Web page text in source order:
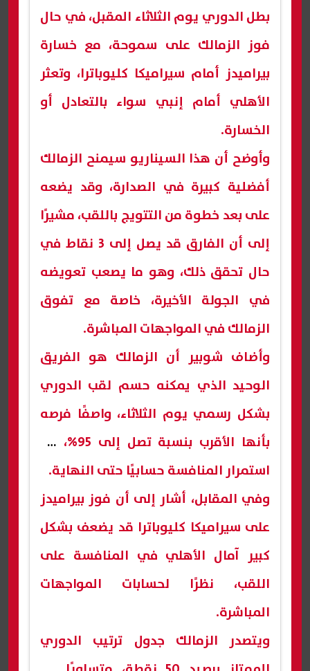
بطل الدوري يوم الثلاثاء المقبل، في حال
فوز الزمالك على سموحة، مع خسارة
بيراميدز أمام سيراميكا كليوباترا، وتعثر
الأهلي أمام إنبي سواء بالتعادل أو
الخسارة.
وأوضح أن هذا السيناريو سيمنح الزمالك
أفضلية كبيرة في الصدارة، وقد يضعه
على بعد خطوة من التتويج باللقب، مشيرًا
إلى أن الفارق قد يصل إلى 3 نقاط في
حال تحقق ذلك، وهو ما يصعب تعويضه
في الجولة الأخيرة، خاصة مع تفوق
الزمالك في المواجهات المباشرة.
وأضاف شوبير أن الزمالك هو الفريق
الوحيد الذي يمكنه حسم لقب الدوري
بشكل رسمي يوم الثلاثاء، واصفًا فرصه
بأنها الأقرب بنسبة تصل إلى 95%، مع
استمرار المنافسة حسابيًا حتى النهاية.
وفي المقابل، أشار إلى أن فوز بيراميدز
على سيراميكا كليوباترا قد يضعف بشكل
كبير آمال الأهلي في المنافسة على
اللقب، نظرًا لحسابات المواجهات
المباشرة.
ويتصدر الزمالك جدول ترتيب الدوري